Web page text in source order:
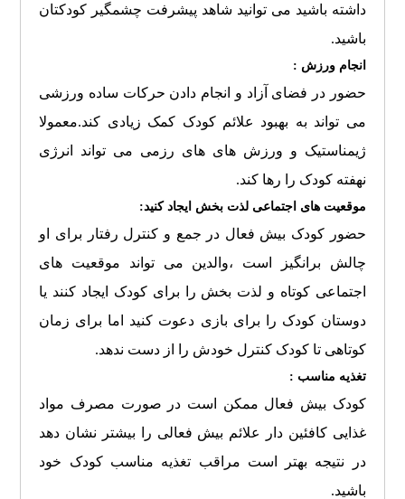
داشته باشید می توانید شاهد پیشرفت چشمگیر کودکتان
باشید.
انجام ورزش :
حضور در فضای آزاد و انجام دادن حرکات ساده ورزشی
می تواند به بهبود علائم کودک کمک زیادی کند.معمولا
ژیمناستیک و ورزش های های رزمی می تواند انرژی
نهفته کودک را رها کند.
موقعیت های اجتماعی لذت بخش ایجاد کنید:
حضور کودک بیش فعال در جمع و کنترل رفتار برای او
چالش برانگیز است ،والدین می تواند موقعیت های
اجتماعی کوتاه و لذت بخش را برای کودک ایجاد کنند یا
دوستان کودک را برای بازی دعوت کنید اما برای زمان
کوتاهی تا کودک کنترل خودش را از دست ندهد.
تغذیه مناسب :
کودک بیش فعال ممکن است در صورت مصرف مواد
غذایی کافئین دار علائم بیش فعالی را بیشتر نشان دهد
در نتیجه بهتر است مراقب تغذیه مناسب کودک خود
باشید.